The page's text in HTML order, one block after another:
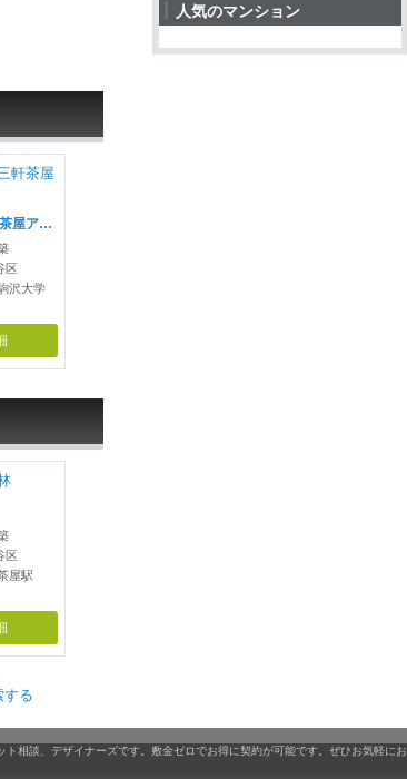
リーガランド三軒茶屋アネックス
区
沢大学
区
屋駅
する
人気のマンション
相談、デザイナーズです。敷金ゼロでお得に契約が可能です。ぜひお気軽にお